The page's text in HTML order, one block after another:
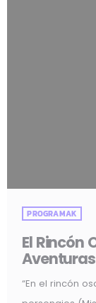
PROGRAMAK
El Rincón
“En el rincón